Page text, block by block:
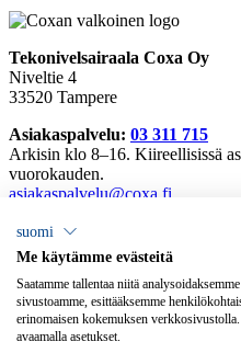
Tekonivelsairaala Coxa Oy
Niveltie 4
33520 Tampere
Asiakaspalvelu: 03 311 715
Arkisin klo 8–16. Kiireellisissä
vuorokauden.
asiakaspalvelu@coxa.fi
Laskutusosoitteet
Palautteet
Tietosuojaselosteet
Saavutettavuusseloste
suomi
Me käytämme evästeitä
Saatamme tallentaa niitä
sivustoamme, esittääksemme
erinomaisen kokemuksen
avaamalla asetukset.